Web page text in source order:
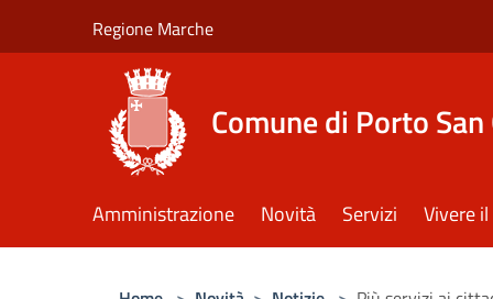
Regione Marche
Comune di Porto
Amministrazione Novità Servizi Vivere